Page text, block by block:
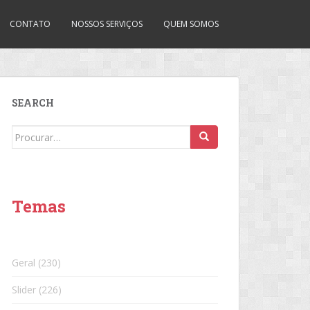
CONTATO NOSSOS SERVIÇOS QUEM SOMOS
SEARCH
Search
Temas
Geral (230)
Slider (226)